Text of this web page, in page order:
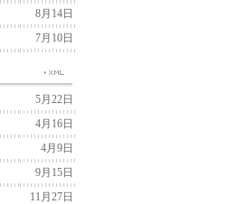
8月14日
7月10日
5月22日
4月16日
4月9日
9月15日
11月27日